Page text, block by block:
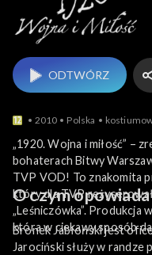
ODTWÓRZ
2010 Polska
„1920. Wojna i miłość” –
bohaterach Bitwy
TVP VOD! To znakomita
który dla TVP
„Leśniczówka”. Produkcja
która w ciekawy sposób
O czym
Bronek Jabłoński jest
Jarociński służy w randze